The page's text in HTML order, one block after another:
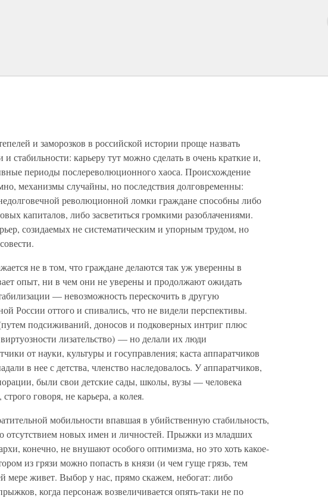
и заморозков в российской истории проще назвать
стабильности: карьеру тут можно сделать в очень краткие и,
периоды послереволюционного хаоса. Происхождение
механизмы случайны, но последствия долговременны:
революционной ломки граждане способны либо
капиталов, либо засветиться громкими разоблачениями.
созидаемых не систематическим и упорным трудом, но
не в том, что граждане делаются так уж уверенны в
опыт, ни в чем они не уверены и продолжают ожидать
— невозможность перескочить в другую
России оттого и спивались, что не видели перспективы.
подсиживаний, доносов и подковерных интриг плюс
лизательство) — но делали их люди
от науки, культуры и госуправления; каста аппаратчиков
в нее с детства, членство наследовалось. У аппаратчиков,
были свои детские сады, школы, вузы — человека
говоря, не карьера, а колея.
мобильности впавшая в убийственную стабильность,
отсутствием новых имен и личностей. Прыжки из младших
конечно, не внушают особого оптимизма, но это хоть какое-
из грязи можно попасть в князи (и чем гуще грязь, тем
мере живет. Выбор у нас, прямо скажем, небогат: либо
когда персонаж возвеличивается опять-таки не по